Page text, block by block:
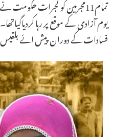
فسادات کے دوران پیش ائے بلقیس